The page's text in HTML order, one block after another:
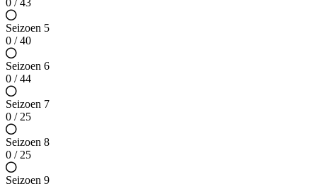
0 / 43
Seizoen 5
0 / 40
Seizoen 6
0 / 44
Seizoen 7
0 / 25
Seizoen 8
0 / 25
Seizoen 9